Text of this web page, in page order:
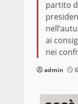
partito
ai
nei
admin